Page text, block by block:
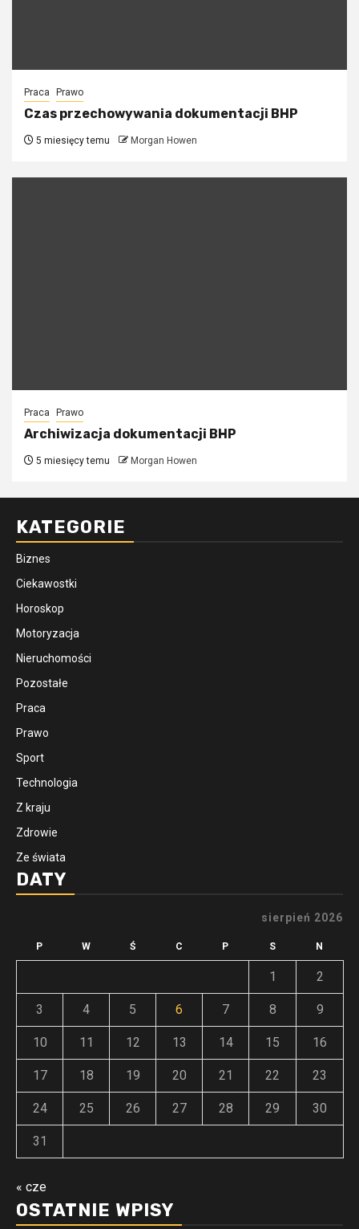
Praca Prawo
Czas przechowywania dokumentacji BHP
5 miesięcy temu Morgan Howen
Praca Prawo
Archiwizacja dokumentacji BHP
5 miesięcy temu Morgan Howen
KATEGORIE
Biznes
Ciekawostki
Horoskop
Motoryzacja
Nieruchomości
Pozostałe
Praca
Prawo
Sport
Technologia
Z kraju
Zdrowie
Ze świata
DATY
sierpień 2026
P W Ś C P S N
1 2
3 4 5 6 7 8 9
10 11 12 13 14 15 16
17 18 19 20 21 22 23
24 25 26 27 28 29 30
31
« cze
OSTATNIE WPISY